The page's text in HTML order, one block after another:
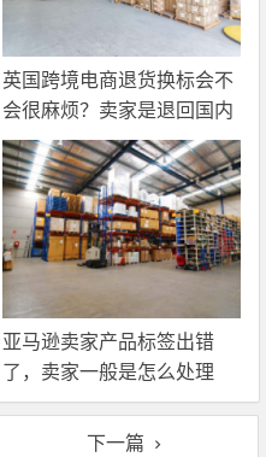
英国跨境电商退货换标会不
会很麻烦？卖家是退回国内
还是在海外直接处理？
亚马逊卖家产品标签出错
了，卖家一般是怎么处理
的？
下一篇